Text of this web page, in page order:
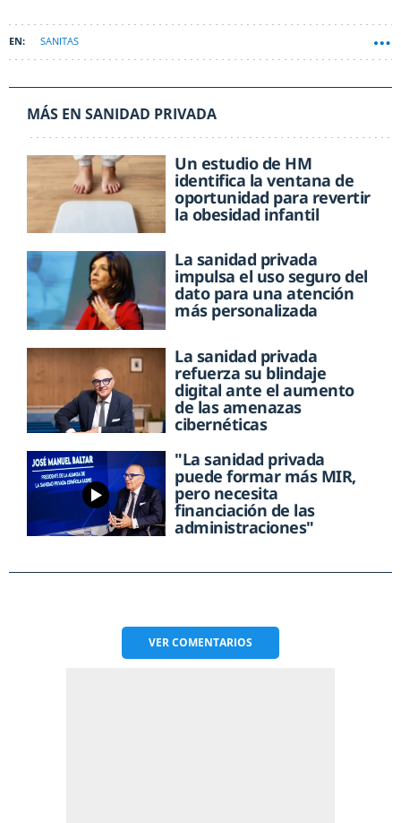
SANITAS
MÁS EN SANIDAD PRIVADA
Un estudio de HM
identifica la ventana de
oportunidad para revertir
la obesidad infantil
La sanidad privada
impulsa el uso seguro del
dato para una atención
más personalizada
La sanidad privada
refuerza su blindaje
digital ante el aumento
de las amenazas
cibernéticas
"La sanidad privada
puede formar más MIR,
pero necesita
financiación de las
administraciones"
VERCOMENTARIOS